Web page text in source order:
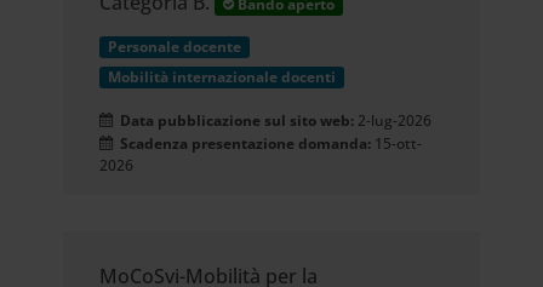
Bando aperto
Personale docente
Mobilità internazionale docenti
Data pubblicazione sul sito web: 2-lug-2026
Scadenza presentazione domanda: 15-ott-
2026
MoCoSvi-Mobilità per la